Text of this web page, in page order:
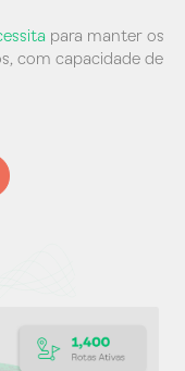
para manter os
com capacidade de